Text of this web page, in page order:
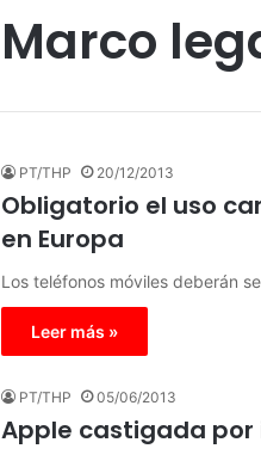
Marco
PT/THP 20/12/2013
Obligatorio el uso
en Europa
Los teléfonos móviles deberán
Leer más »
PT/THP 05/06/2013
Apple castigada